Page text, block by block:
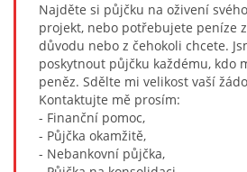
Najděte si půjčku na oživení
projekt, nebo potřebujete peníze
důvodu nebo z čehokoli chcete.
poskytnout půjčku každému, kdo
peněz. Sdělte mi velikost vaší
Kontaktujte mě prosím:
- Finanční pomoc,
- Půjčka okamžitě,
- Nebankovní půjčka,